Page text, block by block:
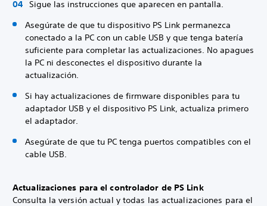
Sigue las instrucciones que aparecen en pantalla.
Asegúrate de que tu dispositivo PS Link permanezca
conectado a la PC con un cable USB y que tenga batería
suficiente para completar las actualizaciones. No apagues
la PC ni desconectes el dispositivo durante la
actualización.
Si hay actualizaciones de firmware disponibles para tu
adaptador USB y el dispositivo PS Link, actualiza primero
el adaptador.
Asegúrate de que tu PC tenga puertos compatibles con el
cable USB.
Actualizaciones para el controlador de PS Link
Consulta la versión actual y todas las actualizaciones para el